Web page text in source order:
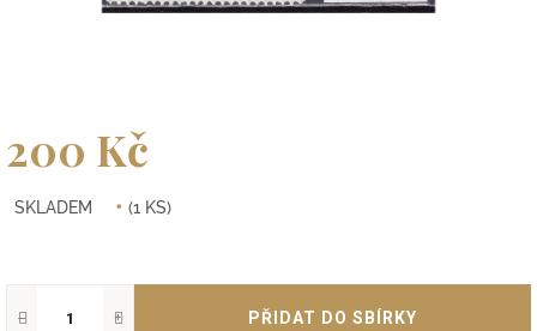
200 Kč
cena:
SKLADEM (1 KS)
+
−